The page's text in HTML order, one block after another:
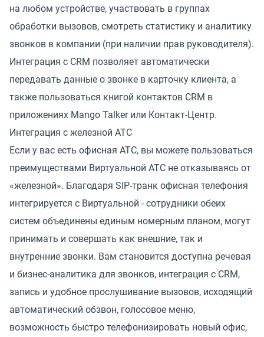
на любом устройстве, участвовать в группах
обработки вызовов, смотреть статистику и аналитику
звонков в компании (при наличии прав руководителя).
Интеграция с CRM позволяет автоматически
передавать данные о звонке в карточку клиента, а
также пользоваться книгой контактов CRM в
приложениях Mango Talker или Контакт-Центр.
Интеграция с железной АТС
Если у вас есть офисная АТС, вы можете пользоваться
преимуществами Виртуальной АТС не отказываясь от
«железной». Благодаря SIP-транк офисная телефония
интегрируется с Виртуальной - сотрудники обеих
систем объединены единым номерным планом, могут
принимать и совершать как внешние, так и
внутренние звонки. Вам становится доступна речевая
и бизнес-аналитика для звонков, интеграция с CRM,
запись и удобное прослушивание вызовов, исходящий
автоматический обзвон, голосовое меню,
возможность быстро телефонизировать новый офис,